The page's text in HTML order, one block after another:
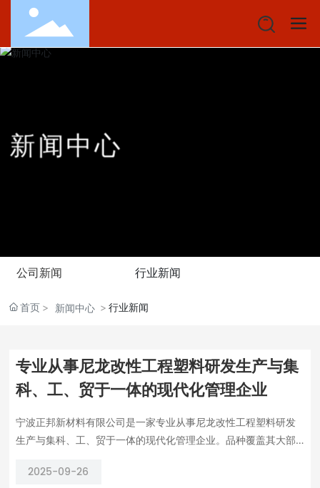
新 闻 中心
公司新闻 行业新闻
首页 新闻中心 行业新闻
专业从事尼龙改性工程塑料研发生产与集
科、工、贸于一体的现代化管理企业
宁波正邦新材料有限公司是一家专业从事尼龙改性工程塑料研发
生产与集科、工、贸于一体的现代化管理企业。品种覆盖其大部
2025-09-26